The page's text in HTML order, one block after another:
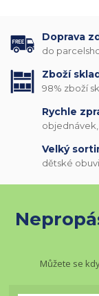
Doprava
do
Zboží
98% zboží
Rychle
Velký
dětské
Můžete se